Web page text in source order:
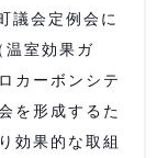
議会定例会に
温室効果ガ
カーボンシテ
を形成するた
効果的な取組